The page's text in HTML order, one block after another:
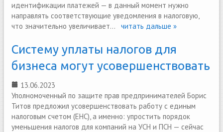
идентификации платежей — в данный момент нужно
направлять соответствующие уведомления в налоговую,
что значительно увеличивает... читать дальше »
Систему уплаты налогов для
бизнеса могут усовершенствовать
13.06.2023
Уполномоченный по защите прав предпринимателей Борис
Титов предложил усовершенствовать работу с единым
налоговым счетом (ЕНС), а именно: упростить порядок
уменьшения налогов для компаний на УСН и ПСН — сейчас